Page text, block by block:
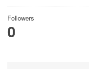
Followers
0